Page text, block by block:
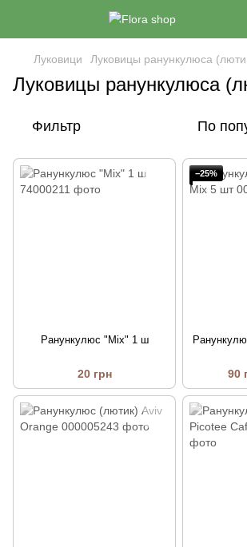
Луковици Луковицы ранункулюса
Луковицы ранункулюса
Фильтр По
Ранункулюс "Mix" 1 ш
20 грн
−25%
90